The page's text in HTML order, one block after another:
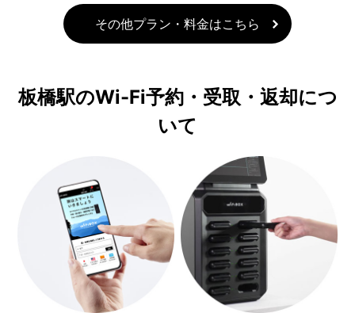
その他プラン・料金はこちら
板橋駅のWi-Fi予約・受取・返却につ
いて